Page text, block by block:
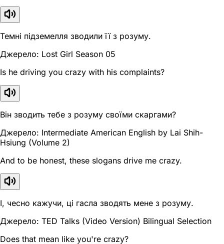
Темні підземелля зводили її з розуму.
Джерело: Lost Girl Season 05
Is he driving you crazy with his complaints?
Він зводить тебе з розуму своїми скаргами?
Джерело: Intermediate American English by Lai Shih-
Hsiung (Volume 2)
And to be honest, these slogans drive me crazy.
І, чесно кажучи, ці гасла зводять мене з розуму.
Джерело: TED Talks (Video Version) Bilingual Selection
Does that mean like you're crazy?